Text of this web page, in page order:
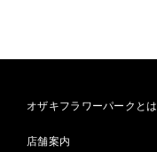
オザキフラワーパークとは
店舗案内